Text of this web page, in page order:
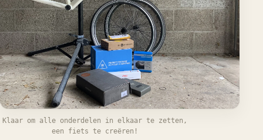
Klaar om alle onderdelen in elkaar te zetten,
een fiets te creëren!